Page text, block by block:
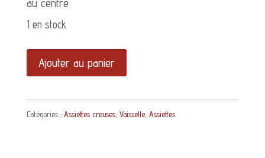
au centre
1 en stock
quantité
de
Assiette
creuse
Ajouter au panier
Catégories : Assiettes creuses, Vaisselle, Assiettes